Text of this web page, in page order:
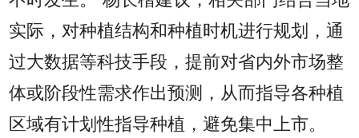
实际，对种植结构和种植时机进行规划，通
过大数据等科技手段，提前对省内外市场整
体或阶段性需求作出预测，从而指导各种植
区域有计划性指导种植，避免集中上市。